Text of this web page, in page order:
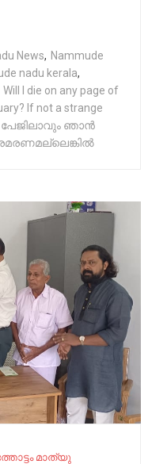
News, Nammude
nadu kerala,
Will I die on any page of
If not a strange
ഞാൻ
മാത്യു